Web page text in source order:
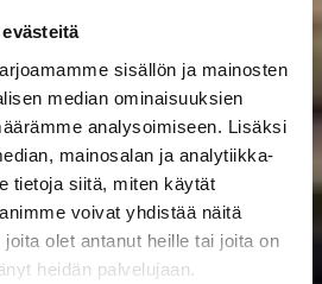
sisällön ja mainosten
median ominaisuuksien
analysoimiseen. Lisäksi
mainosalan ja analytiikka-
tietoja siitä, miten käytät
voivat yhdistää näitä
olet antanut heille tai joita on
heidän palvelujaan.